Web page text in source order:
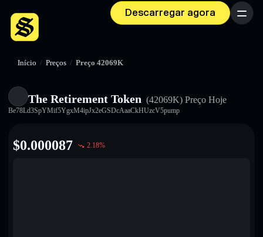
Descarregar agora Menu
Início / Preços / Preço 42069K
The Retirement Token (42069K) Preço Hoje
Be78Ld3SpYMif5YgxM4ipJx2eGSDcAaaCkHUzcV5pump
$0.000087 2.18%